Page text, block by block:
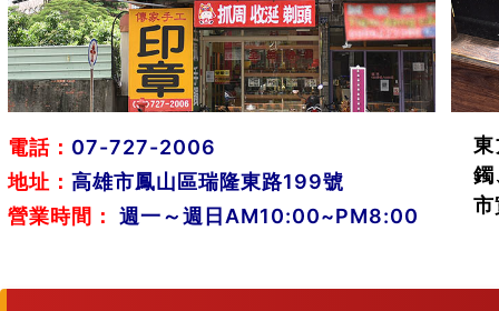
電話： 07-727-2006
地址： 高雄市鳳山區瑞隆東路199號
營業時間：
週一～週日AM10:00~PM8:00
鐲
市